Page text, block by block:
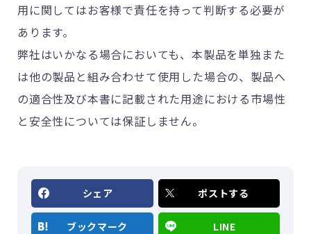
用に関してはお客様で責任を持って判断する必要が
あります。
弊社はいかなる場合においても、本製品を単独また
は他の製品と組み合わせて使用した場合の、製品へ
の適合性及び本書に記載された用途における市場性
と安全性については保証しません。
シェア ポストする
ブックマーク LINE